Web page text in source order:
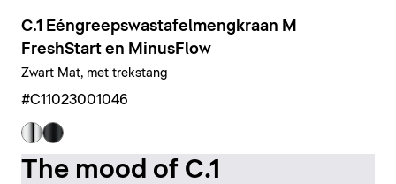
C.1 Eéngreepswastafelmengkraan M
FreshStart en MinusFlow
Zwart Mat, met trekstang
#C11023001046
The mood of C.1